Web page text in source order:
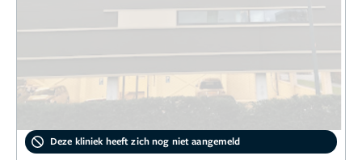
Deze kliniek heeft zich nog niet aangemeld